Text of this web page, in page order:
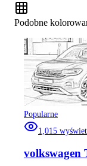
Podobne
Popularne
1,015
volkswagen